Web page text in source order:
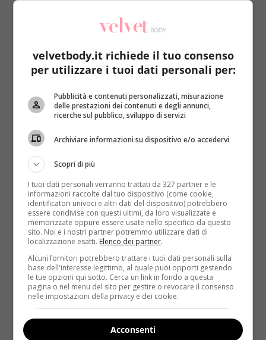
I medici hanno preferito ricoverarlo e quando al
trattasse di una tonsillite. La conseguenza è stata
ovviamente una cura a base di antibiotici, ma Reuben
continuava a salire. Dopo appena 24 ore mamma
Louise ha cominciato a capire cosa stava accadendo
al piccolo:
mettere a repentaglio la sua vita. A quel punto i
medici hanno deciso di fare analisi più approfondite
e la rivelazione è stata delle più funeste.
velvetbody.it richiede il tuo consenso
per utilizzare i tuoi dati personali per:
Pubblicità e contenuti personalizzati, misurazione
delle prestazioni dei contenuti e degli annunci,
ricerche sul pubblico, sviluppo di servizi
Archiviare informazioni su dispositivo e/o accedervi
Scopri di più
I tuoi dati personali verranno trattati da 327 partner e le
informazioni raccolte dal tuo dispositivo (come cookie,
identificatori univoci e altri dati del dispositivo) potrebbero
essere condivise con questi ultimi, da loro visualizzate e
memorizzate oppure essere usate nello specifico da questo
sito. Noi e i nostri partner potremmo utilizzare dati di
localizzazione esatti. Elenco dei partner.
Alcuni fornitori potrebbero trattare i tuoi dati personali sulla
base dell'interesse legittimo, al quale puoi opporti gestendo
le tue opzioni qui sotto. Cerca un link in fondo a questa
pagina o nel menu del sito per gestire o revocare il consenso
nelle impostazioni della privacy e dei cookie.
Acconsenti